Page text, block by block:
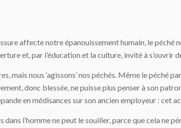
affecte notre épanouissement humain, le péché
et, par l’éducation et la culture, invité à s’ouvrir
nous ‘agissons’ nos péchés. Même le péché
donc blessée, ne puisse plus penser à son
en médisances sur son ancien employeur : cet
l’homme ne peut le souiller, parce que cela ne